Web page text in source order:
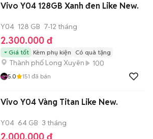
Vivo Y04 128GB Xanh đen Like New.
Y04 128 GB 7-12 tháng
2.300.000 đ
Giá tốt Kèm phụ kiện Có quà tặng
Thành phố Long Xuyên 100
5.0 151 đã bán
Vivo Y04 Vàng Titan Like New.
Y04 64 GB 3 tháng